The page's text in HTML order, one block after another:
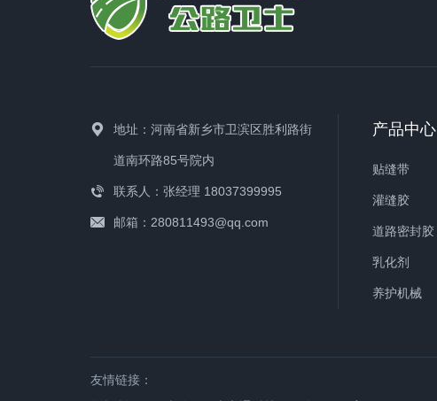
地址：河南省新乡市卫滨区胜利路街
道南环路85号院内
联系人：张经理 18037399995
邮箱：280811493@qq.com
产品中心
贴缝带
灌缝胶
道路密封胶
乳化剂
养护机械
友情链接：